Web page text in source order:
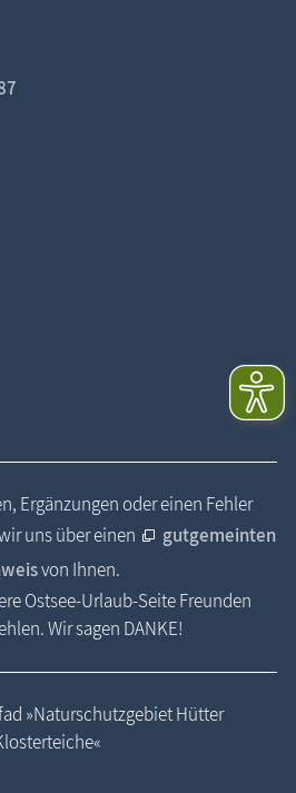
Ergänzungen oder einen Fehler
uns über einen
gutgemeinten
von Ihnen.
Ostsee-Urlaub-Seite Freunden
Wir sagen DANKE!
»Naturschutzgebiet Hütter